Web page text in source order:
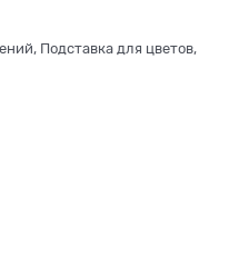
Подставка для цветов,